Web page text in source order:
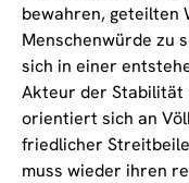
bewahren, geteilten
Menschenwürde zu
sich in einer
Akteur der Stabilität
orientiert sich an
friedlicher
muss wieder ihren